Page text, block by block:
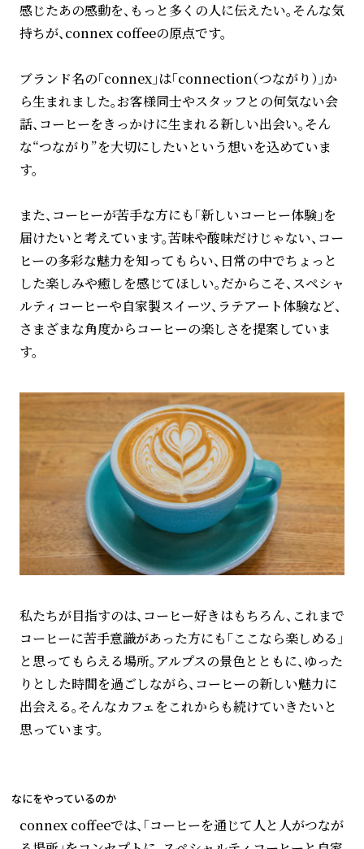
感じたあの感動を、もっと多くの人に伝えたい。そんな気
持ちが、connex coffeeの原点です。
ブランド名の「connex」は「connection（つながり）」か
ら生まれました。お客様同士やスタッフとの何気ない会
話、コーヒーをきっかけに生まれる新しい出会い。そん
な“つながり”を大切にしたいという想いを込めていま
す。
また、コーヒーが苦手な方にも「新しいコーヒー体験」を
届けたいと考えています。苦味や酸味だけじゃない、コー
ヒーの多彩な魅力を知ってもらい、日常の中でちょっと
した楽しみや癒しを感じてほしい。だからこそ、スペシャ
ルティコーヒーや自家製スイーツ、ラテアート体験など、
さまざまな角度からコーヒーの楽しさを提案していま
す。
私たちが目指すのは、コーヒー好きはもちろん、これまで
コーヒーに苦手意識があった方にも「ここなら楽しめる」
と思ってもらえる場所。アルプスの景色とともに、ゆった
りとした時間を過ごしながら、コーヒーの新しい魅力に
出会える。そんなカフェをこれからも続けていきたいと
思っています。
なにをやっているのか
connex coffeeでは、「コーヒーを通じて人と人がつなが